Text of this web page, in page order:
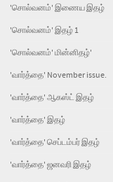
'சொல்வனம்' இணைய இதழ்
'சொல்வனம்' இதழ் 1
'சொல்வனம்' மின்னிதழ்'
'வார்த்தை' November issue.
'வார்த்தை' ஆகஸ்ட் இதழ்
'வார்த்தை' இதழ்
'வார்த்தை' செப்டம்பர் இதழ்
'வார்த்தை' ஜனவரி இதழ்